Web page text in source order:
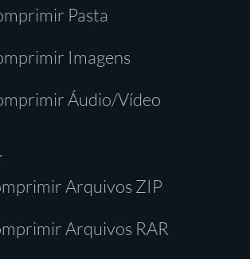
Pasta
Imagens
Áudio/Vídeo
Arquivos ZIP
Arquivos RAR